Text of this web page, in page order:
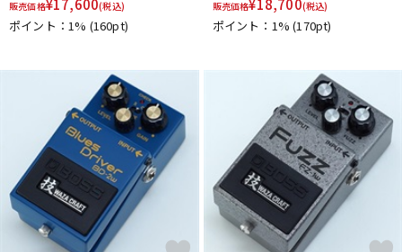
OKKO OLD BLOOD NOISE ENDEAVORS
One Control
OOPEGG
Orange
ORGANIC SOUNDS
PAINT AUDIO Palmer
pandaMidi Solutions
Papa Goriot Studios
Paul Cochrane
Pedal diggers
Pedal Train
PJB（Phil Jones Bass）
Poly Effects
Positive Grid
POWER-ALL Pro-co
Protection Racket
Providence
Pueblo Audio PULSE
R
Radial Rainger FX
RedWitch
販売価格¥17,600(税込)
ポイント：1% (160pt)
販売価格¥18,700(税込)
ポイント：1%(170pt)